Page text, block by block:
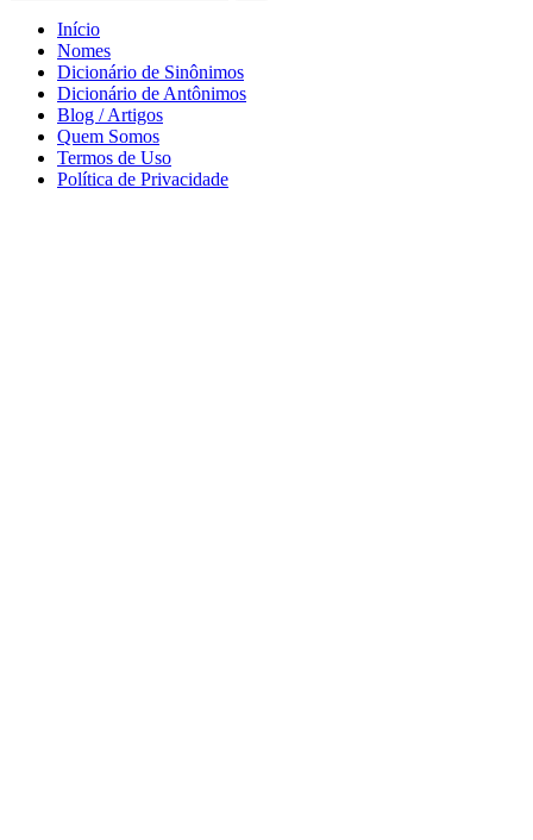
Início
Nomes
Dicionário de Sinônimos
Dicionário de Antônimos
Blog / Artigos
Quem Somos
Termos de Uso
Política de Privacidade